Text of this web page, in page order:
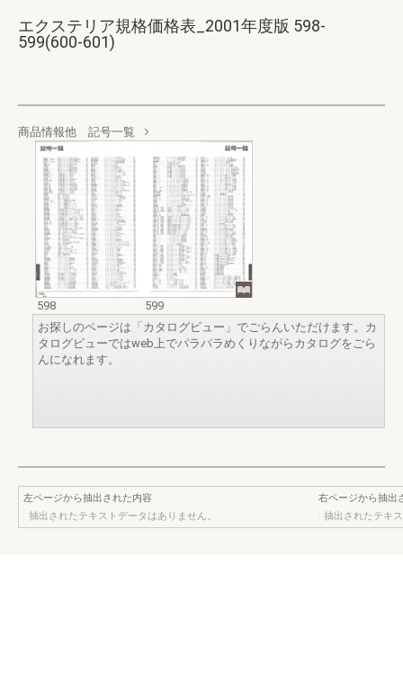
エクステリア規格価格表_2001年度版 598-
599(600-601)
商品情報他 記号一覧
598
599
お探しのページは「カタログビュー」でごらんいただけます。カ
タログビューではweb上でパラパラめくりながらカタログをごら
んになれます。
左ページから抽出された内容
抽出されたテキストデータはありません。
右ページから抽出
抽出されたテキ